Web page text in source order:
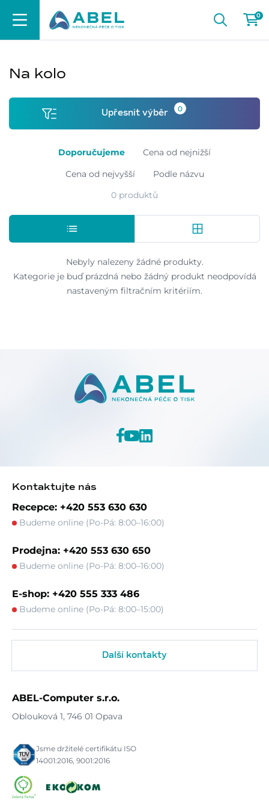
0
Na kolo
Upřesnit výběr 0
Doporučujeme
Cena od nejnižší
Cena od nejvyšší
Podle názvu
0 produktů
Nebyly nalezeny žádné produkty.
Kategorie je buď prázdná nebo žádný produkt neodpovídá
nastaveným filtračním kritériím.
Kontaktujte nás
Recepce: +420 553 630 630
Budeme online (Po-Pá: 8:00–16:00)
Prodejna: +420 553 630 650
Budeme online (Po-Pá: 8:00–16:00)
E-shop: +420 555 333 486
Budeme online (Po-Pá: 8:00–15:00)
Další kontakty
ABEL-Computer s.r.o.
Oblouková 1, 746 01 Opava
Jsme držitelé certifikátu ISO
14001:2016, 9001:2016